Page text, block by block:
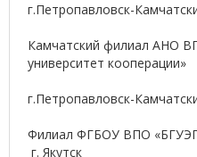
г.Петропавловск-
Камчатский филиал АНО
университет кооперации»
г.Петропавловск-
Филиал ФГБОУ ВПО
г. Якутск